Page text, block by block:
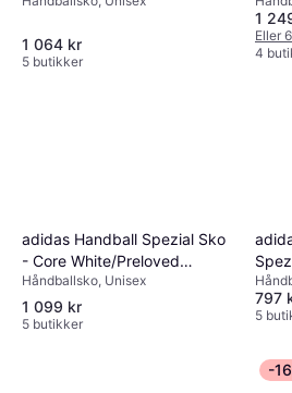
1 064 kr
5 butikker
1
Eller
4
adidas Handball Spezial Sko
- Core White/Preloved
Brown/Off White/Brown
Håndballsko, Unisex
1 099 kr
5 butikker
797
5
-